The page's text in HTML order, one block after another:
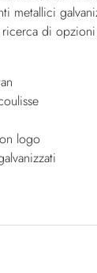
metallici
di
logo